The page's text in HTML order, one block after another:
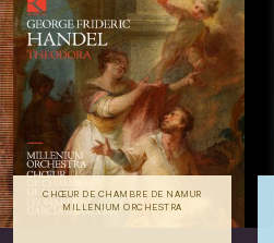
CHŒUR DE CHAMBRE DE NAMUR
MILLENIUM ORCHESTRA